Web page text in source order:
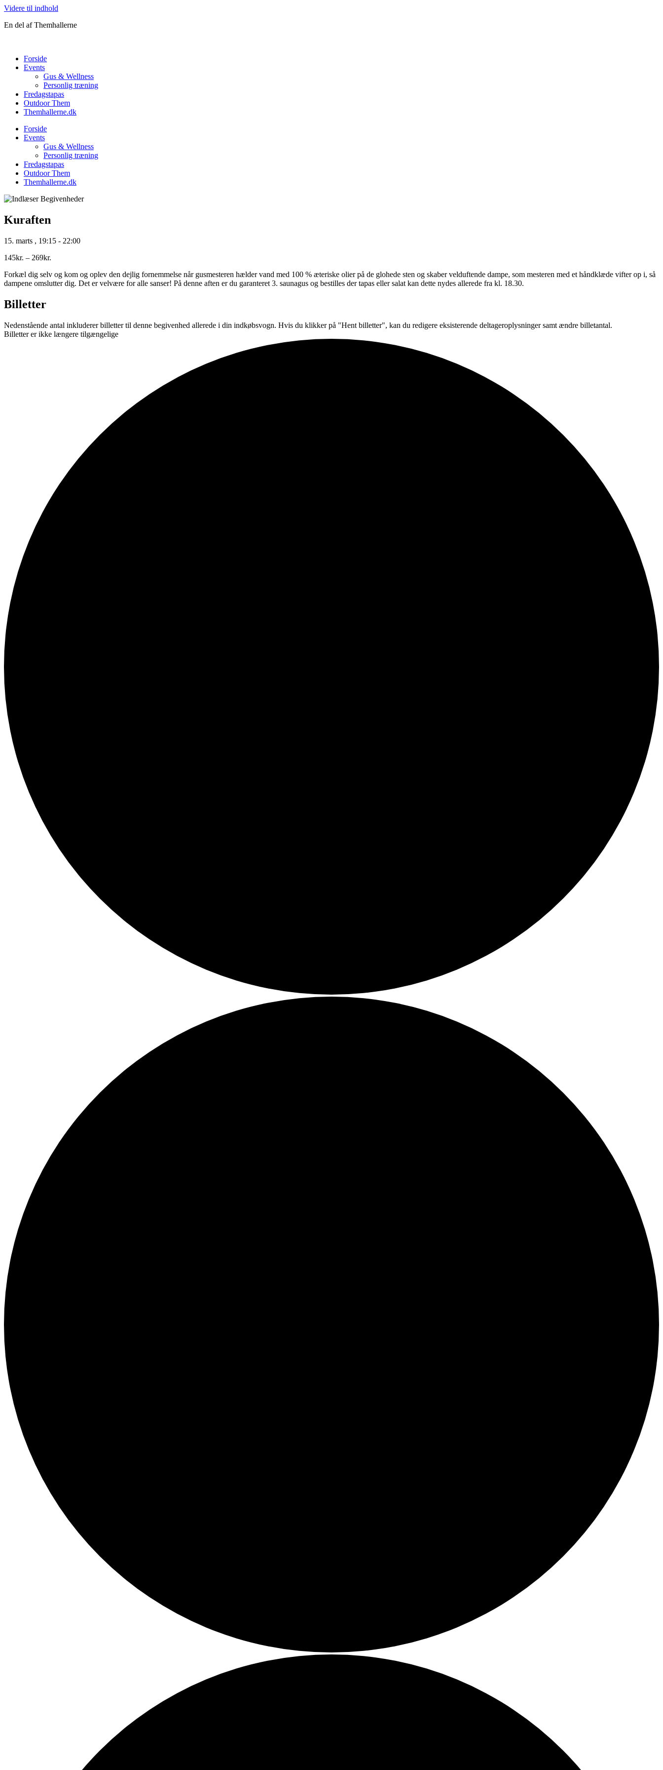
Videre til indhold
En del af Themhallerne
Forside
Events
Gus & Wellness
Personlig træning
Fredagstapas
Outdoor Them
Themhallerne.dk
Forside
Events
Gus & Wellness
Personlig træning
Fredagstapas
Outdoor Them
Themhallerne.dk
Kuraften
15. marts , 19:15 - 22:00
145kr. – 269kr.
Forkæl dig selv og kom og oplev den dejlig fornemmelse når gusmesteren hælder vand med 100 % æteriske olier på de glohede sten og skaber velduftende dampe, som mesteren med et håndklæde vifter op i, så
dampene omslutter dig. Det er velvære for alle sanser! På denne aften er du garanteret 3. saunagus og bestilles der tapas eller salat kan dette nydes allerede fra kl. 18.30.
Billetter
Nedenstående antal inkluderer billetter til denne begivenhed allerede i din indkøbsvogn. Hvis du klikker på "Hent billetter", kan du redigere eksisterende deltageroplysninger samt ændre billetantal.
Billetter er ikke længere tilgængelige